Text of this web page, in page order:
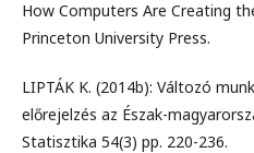
How Computers Are Creating
Princeton University Press.
LIPTÁK K. (2014b): Változó
előrejelzés az Észak-
Statisztika 54(3) pp. 220-236.